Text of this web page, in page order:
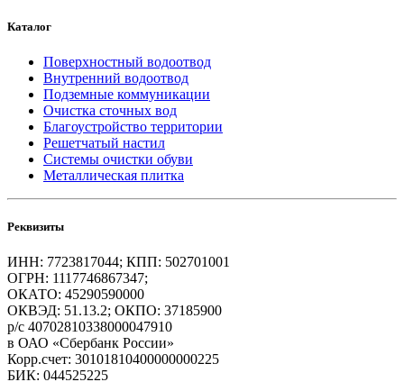
Каталог
Поверхностный водоотвод
Внутренний водоотвод
Подземные коммуникации
Очистка сточных вод
Благоустройство территории
Решетчатый настил
Системы очистки обуви
Металлическая плитка
Реквизиты
ИНН: 7723817044; КПП: 502701001
ОГРН: 1117746867347;
ОКАТО: 45290590000
ОКВЭД: 51.13.2; ОКПО: 37185900
р/с 40702810338000047910
в ОАО «Сбербанк России»
Корр.счет: 30101810400000000225
БИК: 044525225